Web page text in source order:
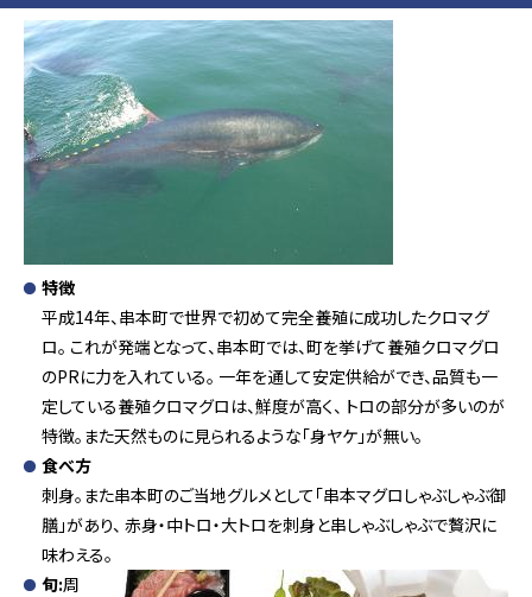
特徴
平成14年、串本町で世界で初めて完全養殖に成功したクロマグ
ロ。 これが発端となって、串本町では、町を挙げて養殖クロマグロ
のPRに力を入れている。 一年を通して安定供給ができ、品質も一
定している養殖クロマグロは、鮮度が高く、 トロの部分が多いのが
特徴。また天然ものに見られるような「身ヤケ」が無い。
食べ方
刺身。また串本町のご当地グルメとして「串本マグロしゃぶしゃぶ御
膳」があり、 赤身・中トロ・大トロを刺身と串しゃぶしゃぶで贅沢に
味わえる。
旬:周